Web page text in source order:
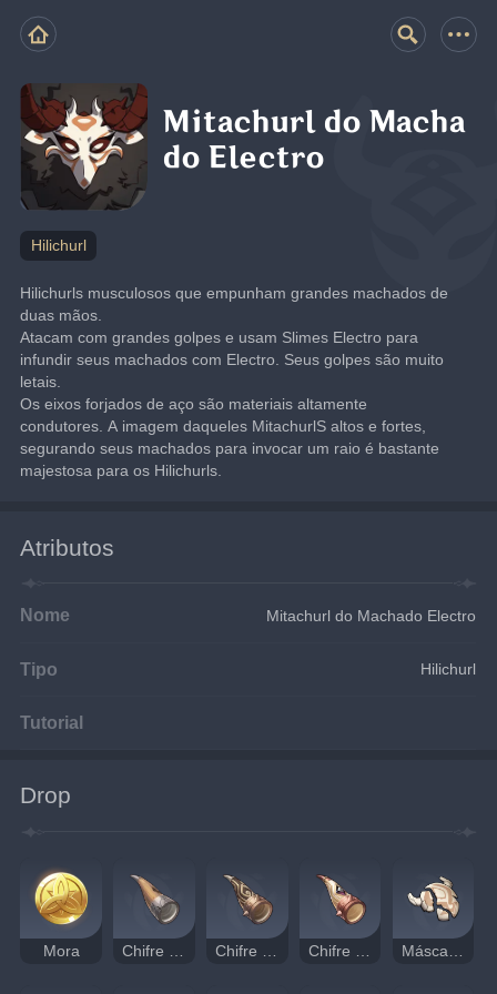
Mitachurl do Macha
do Electro
Hilichurl
Hilichurls musculosos que empunham grandes machados de
duas mãos.
Atacam com grandes golpes e usam Slimes Electro para
infundir seus machados com Electro. Seus golpes são muito
letais.
Os eixos forjados de aço são materiais altamente
condutores. A imagem daqueles MitachurlS altos e fortes,
segurando seus machados para invocar um raio é bastante
majestosa para os Hilichurls.
Atributos
Nome Mitachurl do Machado Electro
Tipo Hilichurl
Tutorial
Drop
Mora Chifre Pesado Chifre de Bronze Negro Chifre de Cristal Preto Máscara Danificada